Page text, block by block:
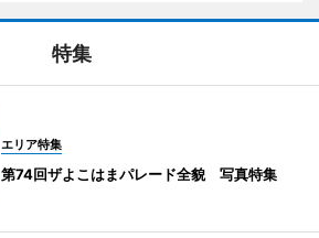
特集
エリア特集
第74回ザよこはまパレード全貌 写真特集